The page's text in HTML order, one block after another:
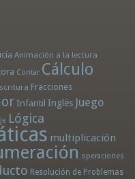
Animación a la lectura
Contar Cálculo
Fracciones
Infantil Inglés Juego
Lógica
multiplicación
operaciones
Resolución de Problemas